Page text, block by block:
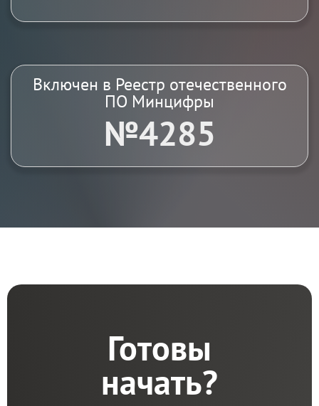
Включен в Реестр отечественного
ПО Минцифры
№4285
Готовы
начать?